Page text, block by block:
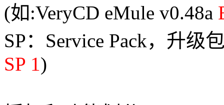
(如:VeryCD eMule v0.48a
SP：Service Pack，升级
SP 1)